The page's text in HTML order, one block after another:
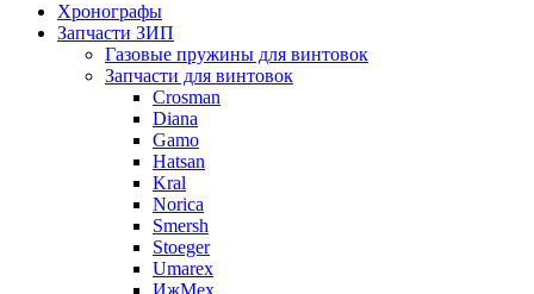
Хронографы
Запчасти ЗИП
Газовые пружины для винтовок
Запчасти для винтовок
Crosman
Diana
Gamo
Hatsan
Kral
Norica
Smersh
Stoeger
Umarex
ИжМех